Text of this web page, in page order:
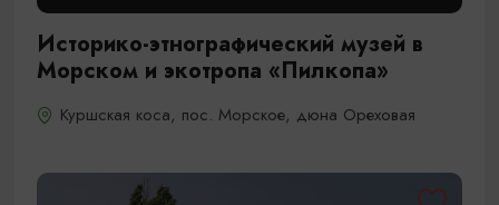
Историко-этнографический музей в
Морском и экотропа «Пилкопа»
Куршская коса, пос. Морское, дюна Ореховая